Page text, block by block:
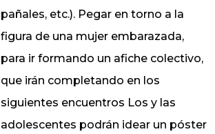
pañales, etc.). Pegar en torno a la
figura de una mujer embarazada,
para ir formando un afiche colectivo,
que irán completando en los
siguientes encuentros Los y las
adolescentes podrán idear un póster